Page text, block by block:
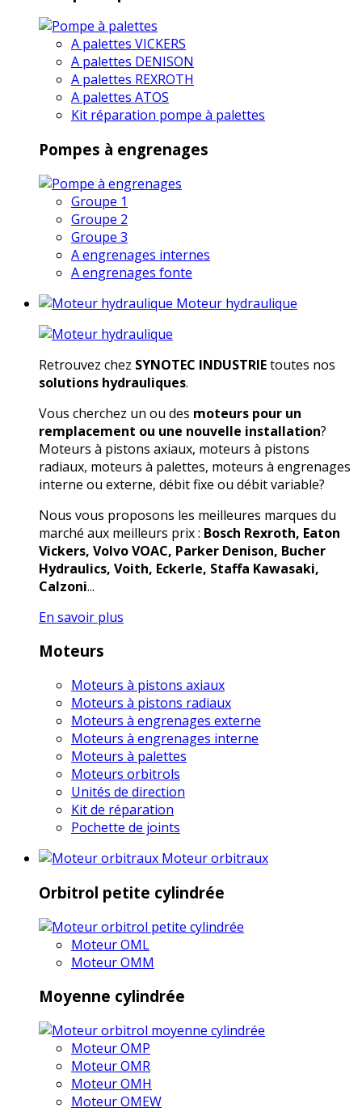
A palettes VICKERS
A palettes DENISON
A palettes REXROTH
A palettes ATOS
Kit réparation pompe à palettes
Pompes à engrenages
Groupe 1
Groupe 2
Groupe 3
A engrenages internes
A engrenages fonte
Moteur hydraulique
Retrouvez chez SYNOTEC INDUSTRIEtoutes nos
solutions hydrauliques.
Vous cherchez un ou des moteurs pour un
remplacement ou une nouvelle installation?
Moteurs à pistons axiaux, moteurs à pistons
radiaux, moteurs à palettes, moteurs à engrenages
interne ou externe, débit fixe ou débit variable?
Nous vous proposons les meilleures marques du
marché aux meilleurs prix : Bosch Rexroth, Eaton
Vickers, Volvo VOAC, Parker Denison, Bucher
Hydraulics, Voith, Eckerle, Staffa Kawasaki,
Calzoni...
En savoir plus
Moteurs
Moteurs à pistons axiaux
Moteurs à pistons radiaux
Moteurs à engrenages externe
Moteurs à engrenages interne
Moteurs à palettes
Moteurs orbitrols
Unités de direction
Kit de réparation
Pochette de joints
Moteur orbitraux
Orbitrol petite cylindrée
Moteur OML
Moteur OMM
Moyenne cylindrée
Moteur OMP
Moteur OMR
Moteur OMH
Moteur OMEW